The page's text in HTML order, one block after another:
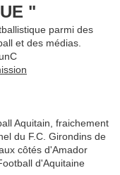
"
parmi des
et des médias.
Aquitain, fraichement
du F.C. Girondins de
côtés d'Amador
d'Aquitaine